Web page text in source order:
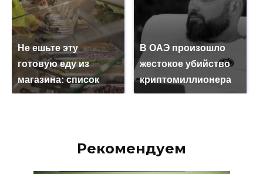
Не ешьте эту
готовую еду из
магазина: список
В ОАЭ произошло
жестокое убийство
криптомиллионера
Рекомендуем